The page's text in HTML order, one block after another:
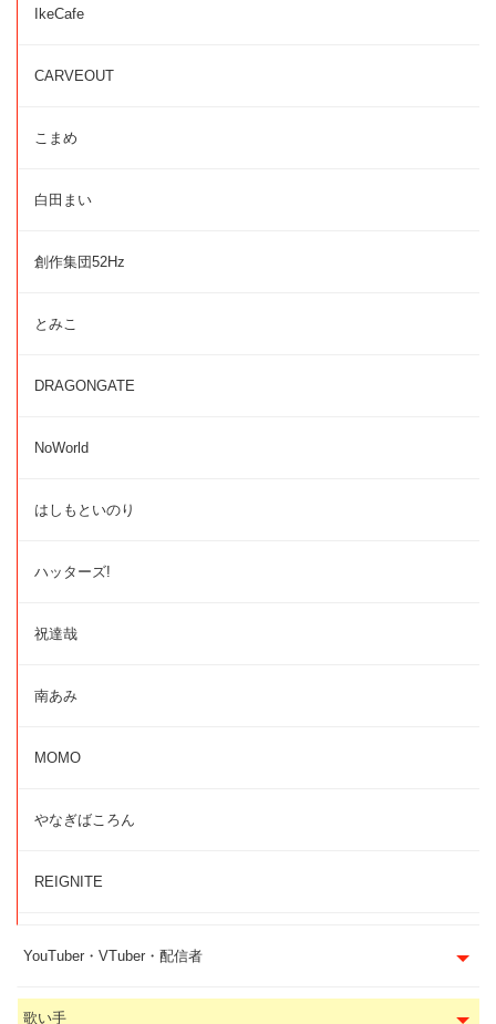
IkeCafe
CARVEOUT
こまめ
白田まい
創作集団52Hz
とみこ
DRAGONGATE
NoWorld
はしもといのり
ハッターズ!
祝達哉
南あみ
MOMO
やなぎばころん
REIGNITE
YouTuber・VTuber・配信者
歌い手